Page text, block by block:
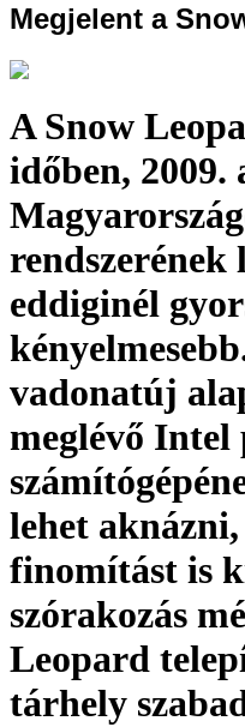
Megjelent a
A Snow
időben, 2009.
eddiginél
vadonatúj
meglévő Intel
lehet
finomítást is
szórakozás
Leopard
tárhely